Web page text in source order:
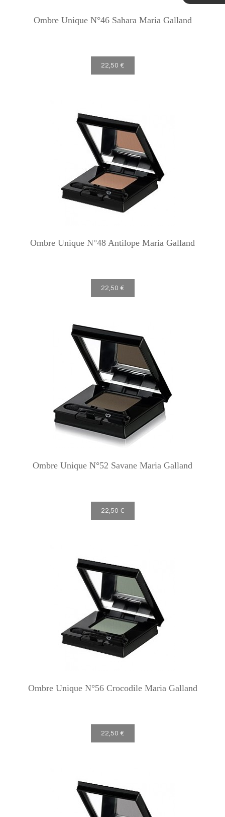
Ombre Unique N°46 Sahara Maria Galland
22,50 €
Ombre Unique N°48 Antilope Maria Galland
22,50 €
Ombre Unique N°52 Savane Maria Galland
22,50 €
Ombre Unique N°56 Crocodile Maria Galland
22,50 €